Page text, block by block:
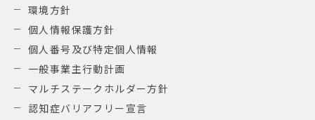
環境方針
個人情報保護方針
個人番号及び特定個人情報
一般事業主行動計画
マルチステークホルダー方針
認知症バリアフリー宣言